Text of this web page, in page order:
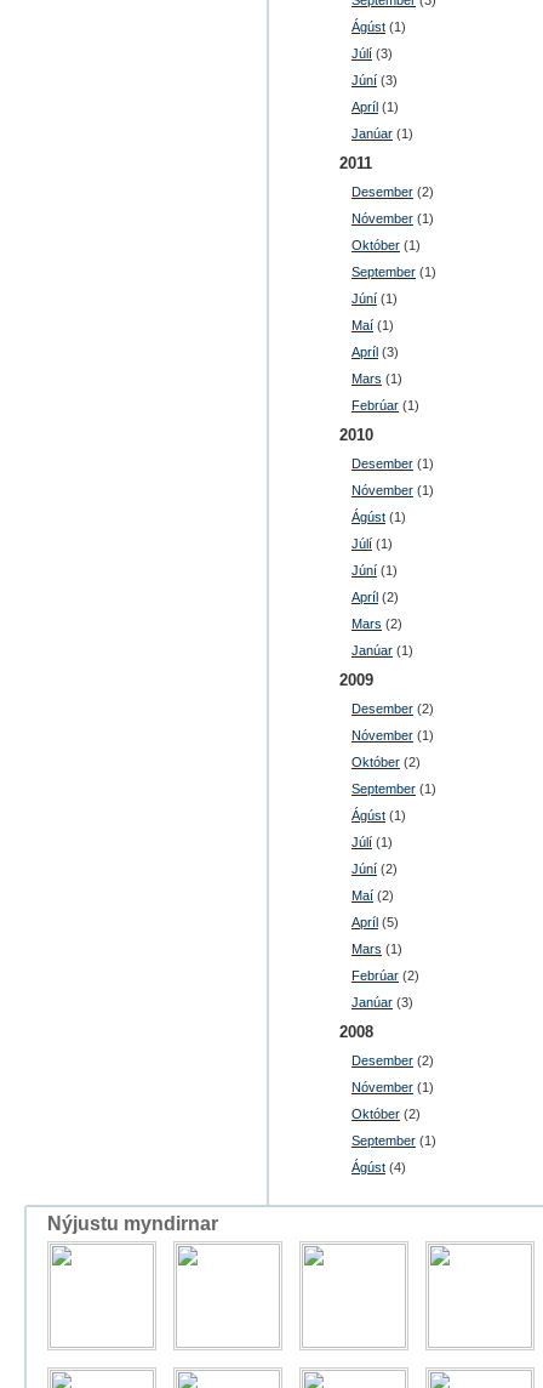
Ágúst (1)
Júlí (3)
Júní (3)
Apríl (1)
Janúar (1)
2011
Desember (2)
Nóvember (1)
Október (1)
September (1)
Júní (1)
Maí (1)
Apríl (3)
Mars (1)
Febrúar (1)
2010
Desember (1)
Nóvember (1)
Ágúst (1)
Júlí (1)
Júní (1)
Apríl (2)
Mars (2)
Janúar (1)
2009
Desember (2)
Nóvember (1)
Október (2)
September (1)
Ágúst (1)
Júlí (1)
Júní (2)
Maí (2)
Apríl (5)
Mars (1)
Febrúar (2)
Janúar (3)
2008
Desember (2)
Nóvember (1)
Október (2)
September (1)
Ágúst (4)
Nýjustu myndirnar